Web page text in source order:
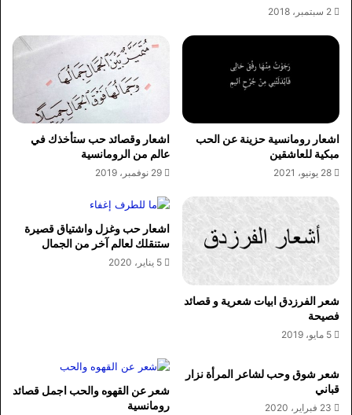
2 سبتمبر، 2018
اشعار رومانسية حزينة عن الحب
مبكية للعاشقين
28 يونيو، 2021
اشعار وقصائد حب ستأخذك في
عالم من الرومانسية
29 نوفمبر، 2019
شعر الفرزدق ابيات شعرية و قصائد
فصيحة
5 مايو، 2019
اشعار حب وغزل واشتياق قصيرة
ستنقلك لعالم آخر من الجمال
5 يناير، 2020
شعر شوق وحب لشاعر المرأة نزار
قباني
23 فبراير، 2020
شعر عن القهوه والحب اجمل قصائد
رومانسية